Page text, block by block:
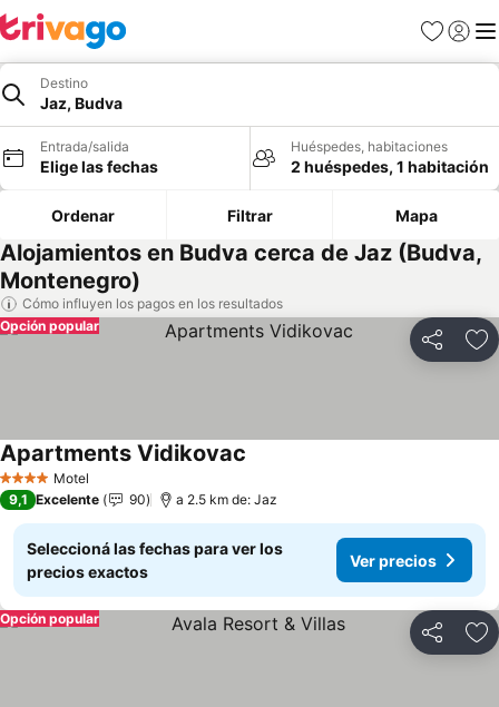
Favoritos
Iniciar
Destino
Jaz, Budva
Entrada/salida
Elige las fechas
Huéspedes, habitaciones
2 huéspedes, 1 habitación
Ordenar Filtrar Mapa
Alojamientos en Budva cerca de Jaz (Budva,
Montenegro)
Cómo influyen los pagos en los resultados
Compartir
Opción popular
4 EstrellasMotel
Apartments Vidikovac
9,1 Excelente 90 a 2.5 km de: Jaz
Seleccioná las fechas para ver los
precios exactos
Ver precios
Compartir
Opción popular